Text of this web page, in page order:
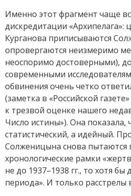
Именно этот фрагмент чаще
дискредитации «Архипелага»:
Курганова приписываются
опровергаются неизмеримо
неоспоримо достоверными),
современными
обвинения очень четко
(заметка в «Российской
к трезвой оценке нашего
Число истины»). Она показала,
статистический, а идейный.
Солженицына снова пытаются
хронологические рамки
не до 1937–1938 гг., то хотя бы
периода». И только расстрелы